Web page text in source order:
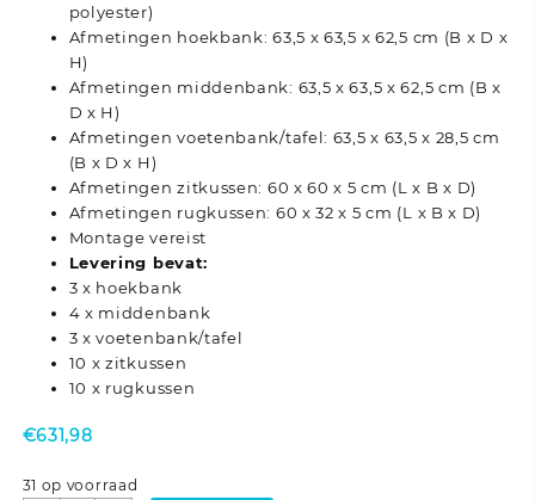
polyester)
Afmetingen hoekbank: 63,5 x 63,5 x 62,5 cm (B x D x
H)
Afmetingen middenbank: 63,5 x 63,5 x 62,5 cm (B x
D x H)
Afmetingen voetenbank/tafel: 63,5 x 63,5 x 28,5 cm
(B x D x H)
Afmetingen zitkussen: 60 x 60 x 5 cm (L x B x D)
Afmetingen rugkussen: 60 x 32 x 5 cm (L x B x D)
Montage vereist
Levering bevat:
3 x hoekbank
4 x middenbank
3 x voetenbank/tafel
10 x zitkussen
10 x rugkussen
€631,98
31 op voorraad